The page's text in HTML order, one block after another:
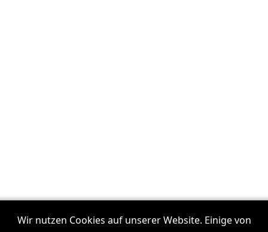
Wir nutzen Cookies auf unserer Website. Einige von